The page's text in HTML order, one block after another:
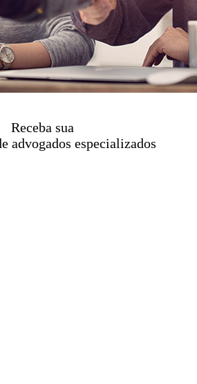
Receba sua
advogados especializados